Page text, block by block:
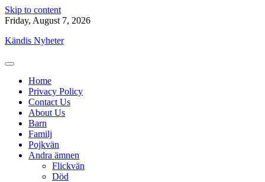
Skip to content
Friday, August 7, 2026
Kändis Nyheter
Home
Privacy Policy
Contact Us
About Us
Barn
Familj
Pojkvän
Andra ämnen
Flickvän
Död